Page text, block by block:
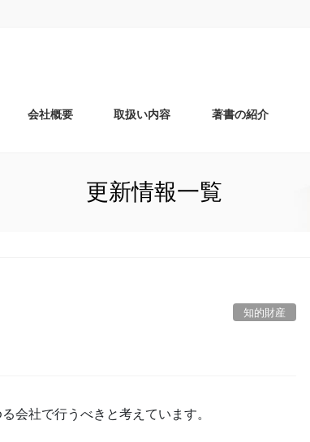
会社概要 取扱い内容 著書の紹介
更新情報一覧
知的財産
会社で行うべきと考えています。